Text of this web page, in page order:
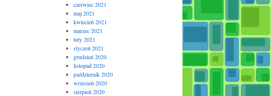
czerwiec 2021
maj 2021
kwiecień 2021
marzec 2021
luty 2021
styczeń 2021
grudzień 2020
listopad 2020
październik 2020
wrzesień 2020
sierpień 2020